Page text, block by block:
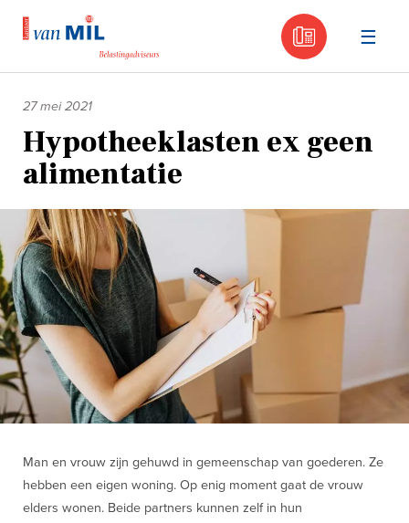
030 -
inhoud
27 mei 2021
Hypotheeklasten ex geen
alimentatie
Man en vrouw zijn gehuwd in gemeenschap van goederen. Ze
hebben een eigen woning. Op enig moment gaat de vrouw
elders wonen. Beide partners kunnen zelf in hun